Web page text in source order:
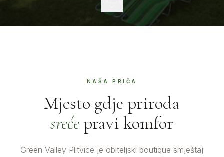
NAŠA PRIČA
Mjesto gdje priroda
srećepravi komfor
Green Valley Plitvice je obiteljski boutique smještaj